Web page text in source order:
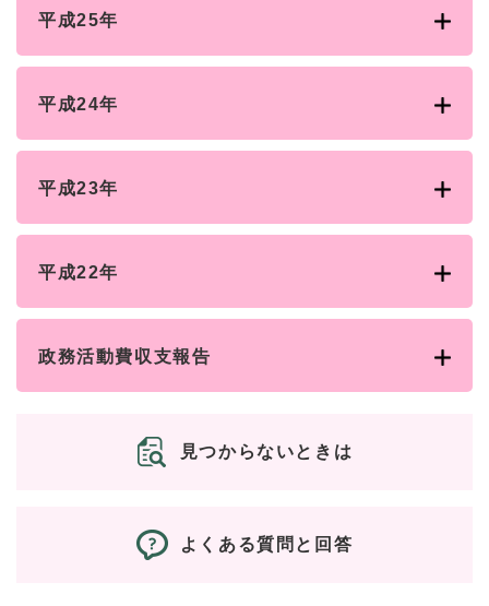
平成25年
平成24年
平成23年
平成22年
政務活動費収支報告
見つからないときは
よくある質問と回答